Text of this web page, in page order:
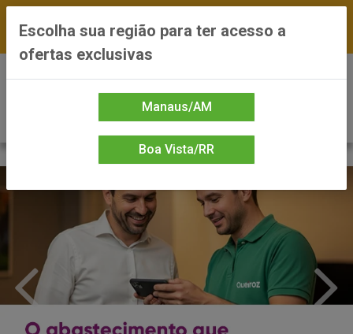
*Preços exclusivos do site — Entrega em até 24h
Escolha sua região para ter acesso a
ofertas exclusivas
Manaus/AM
Boa Vista/RR